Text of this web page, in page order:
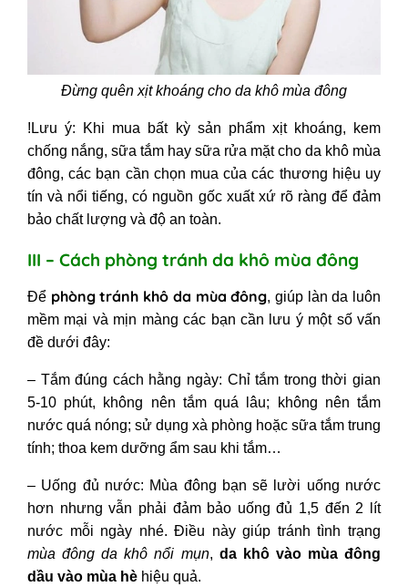
Đừng quên xịt khoáng cho da khô mùa đông
!Lưu ý: Khi mua bất kỳ sản phẩm xịt khoáng, kem
chống nắng, sữa tắm hay sữa rửa mặt cho da khô mùa
đông, các bạn cần chọn mua của các thương hiệu uy
tín và nổi tiếng, có nguồn gốc xuất xứ rõ ràng để đảm
bảo chất lượng và độ an toàn.
III – Cách phòng tránh da khô mùa đông
Để phòng tránh khô da mùa đông, giúp làn da luôn
mềm mại và mịn màng các bạn cần lưu ý một số vấn
đề dưới đây:
– Tắm đúng cách hằng ngày: Chỉ tắm trong thời gian
5-10 phút, không nên tắm quá lâu; không nên tắm
nước quá nóng; sử dụng xà phòng hoặc sữa tắm trung
tính; thoa kem dưỡng ẩm sau khi tắm…
– Uống đủ nước: Mùa đông bạn sẽ lười uống nước
hơn nhưng vẫn phải đảm bảo uống đủ 1,5 đến 2 lít
nước mỗi ngày nhé. Điều này giúp tránh tình trạng
mùa đông da khô nổi mụn, da khô vào mùa đông
dầu vào mùa hè hiệu quả.